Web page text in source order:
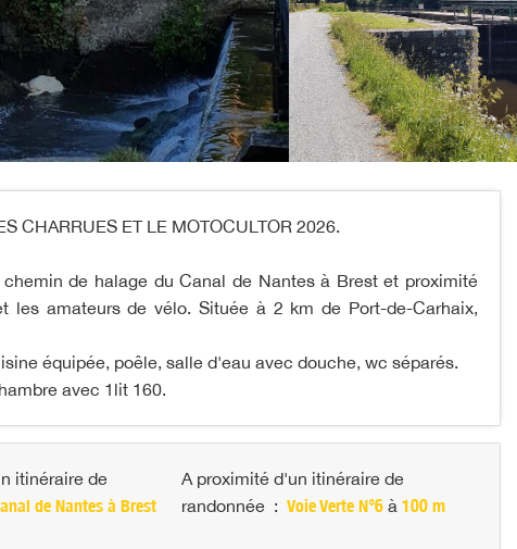
CHARRUES ET LE MOTOCULTOR 2026.
de halage du Canal de Nantes à Brest et proximité
les amateurs de vélo. Située à 2 km de Port-de-Carhaix,
équipée, poêle, salle d'eau avec douche, wc séparés.
avec 1lit 160.
itinéraire de
de Nantes à Brest
A proximité d'un itinéraire de
randonnée : Voie Verte N°6 à 100 m